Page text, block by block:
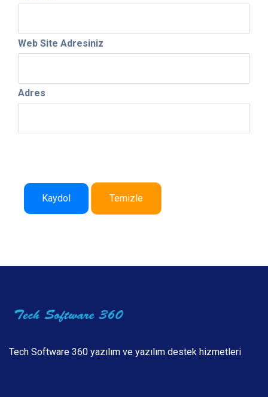
Web Site Adresiniz
Adres
Kaydol Temizle
Tech Software 360 yazılım ve yazılım destek hizmetleri